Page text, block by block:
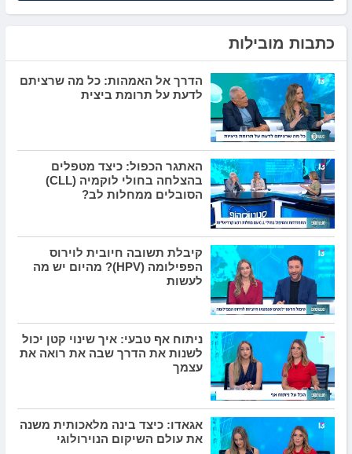
כתבות מובילות
הדרך אל האמהות: כל מה שרציתם
לדעת על תרומת ביצית
האתגר הכפול: כיצד מטפלים
בהצלחה בחולי לוקמיה (CLL)
הסובלים ממחלות לב?
קיבלת תשובה חיובית לוירוס
הפפילומה (HPV)? מהיום יש מה
לעשות
ניתוח אף טבעי: איך שינוי קטן יכול
לשנות את הדרך שבה את רואה את
עצמך
אגאדו: כיצד בינה מלאכותית משנה
את עולם השיקום הנוירולוגי